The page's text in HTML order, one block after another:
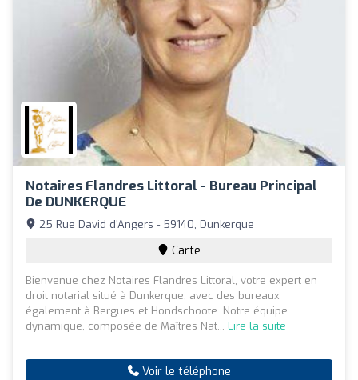
Notaires Flandres Littoral - Bureau Principal
De DUNKERQUE
25 Rue David d'Angers - 59140, Dunkerque
Carte
Bienvenue chez Notaires Flandres Littoral, votre expert en
droit notarial situé à Dunkerque, avec des bureaux
également à Bergues et Hondschoote. Notre équipe
dynamique, composée de Maîtres Nat... Lire la suite
Voir le téléphone